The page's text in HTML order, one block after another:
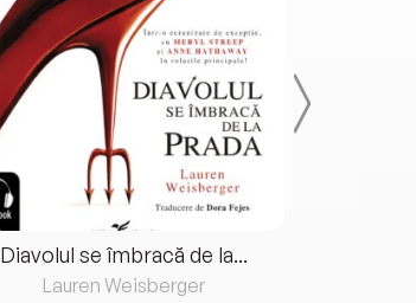
Diavolul se îmbracă de la...
Lauren Weisberger